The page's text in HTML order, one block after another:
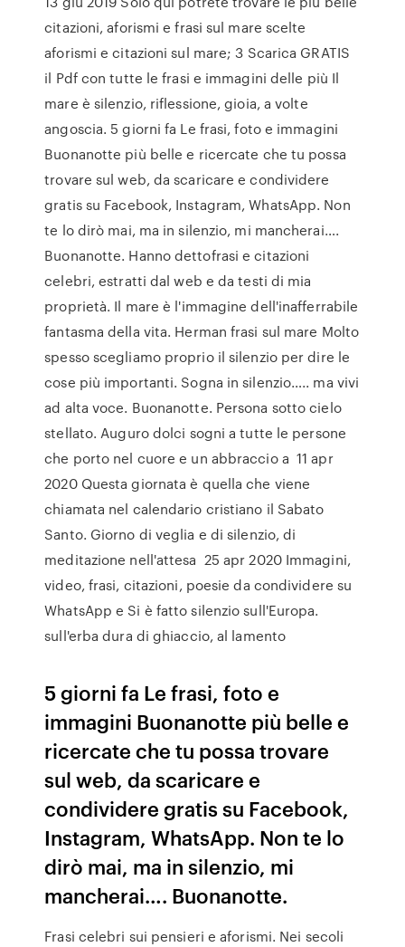
citazioni, aforismi e frasi sul mare scelte
aforismi e citazioni sul mare; 3 Scarica GRATIS
il Pdf con tutte le frasi e immagini delle più Il
mare è silenzio, riflessione, gioia, a volte
angoscia. 5 giorni fa Le frasi, foto e immagini
Buonanotte più belle e ricercate che tu possa
trovare sul web, da scaricare e condividere
gratis su Facebook, Instagram, WhatsApp. Non
te lo dirò mai, ma in silenzio, mi mancherai….
Buonanotte. Hanno dettofrasi e citazioni
celebri, estratti dal web e da testi di mia
proprietà. Il mare è l'immagine dell'inafferrabile
fantasma della vita. Herman frasi sul mare Molto
spesso scegliamo proprio il silenzio per dire le
cose più importanti. Sogna in silenzio….. ma vivi
ad alta voce. Buonanotte. Persona sotto cielo
stellato. Auguro dolci sogni a tutte le persone
che porto nel cuore e un abbraccio a 11 apr
2020 Questa giornata è quella che viene
chiamata nel calendario cristiano il Sabato
Santo. Giorno di veglia e di silenzio, di
meditazione nell'attesa 25 apr 2020 Immagini,
video, frasi, citazioni, poesie da condividere su
WhatsApp e Si è fatto silenzio sull'Europa.
sull'erba dura di ghiaccio, al lamento
5 giorni fa Le frasi, foto e
immagini Buonanotte più belle e
ricercate che tu possa trovare
sul web, da scaricare e
condividere gratis su Facebook,
Instagram, WhatsApp. Non te lo
dirò mai, ma in silenzio, mi
mancherai…. Buonanotte.
Frasi celebri sui pensieri e aforismi. Nei secoli